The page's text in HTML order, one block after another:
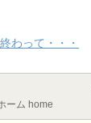
わって・・・
ーム home